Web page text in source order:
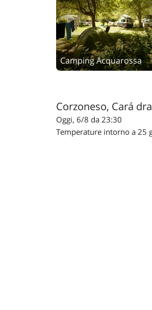
Camping Acquarossa
Corzoneso, Cará
Oggi, 6/8 da 23:30
Temperature intorno a 25